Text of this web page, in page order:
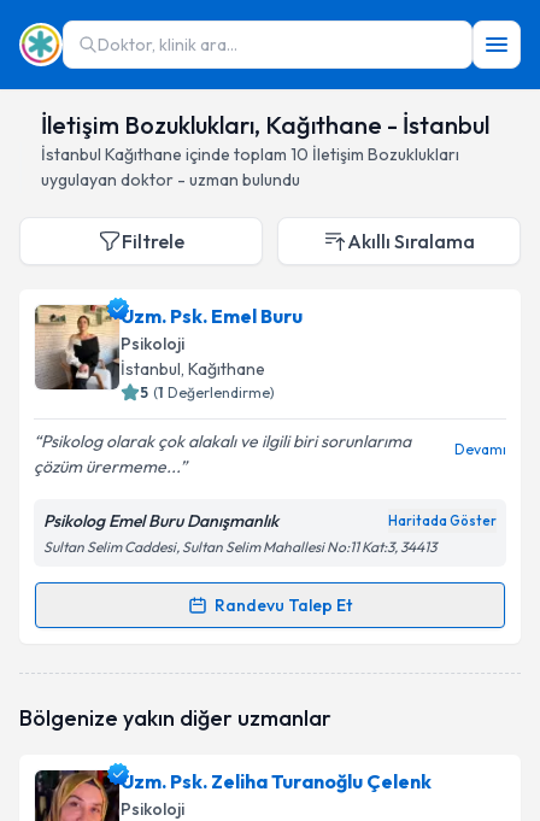
Doktor, klinik ara...
İletişim Bozuklukları, Kağıthane - İstanbul
İstanbul Kağıthane içinde toplam 10 İletişim Bozuklukları
uygulayan doktor - uzman bulundu
Filtrele Akıllı Sıralama
Uzm. Psk. Emel Buru
Psikoloji
İstanbul, Kağıthane
5 (1 Değerlendirme)
Psikolog olarak çok alakalı ve ilgili biri sorunlarıma
çözüm ürermeme...
Devamı
Psikolog Emel Buru Danışmanlık Haritada Göster
Sultan Selim Caddesi, Sultan Selim Mahallesi No:11 Kat:3, 34413
Randevu Talep Et
Randevu Takvimi Talebi
oluşturun. Size bu uzmandan randevu almanız için bir
E-posta Adresiniz
Bölgenize yakın diğer uzmanlar
Uzm. Psk. Zeliha Turanoğlu Çelenk
Psikoloji